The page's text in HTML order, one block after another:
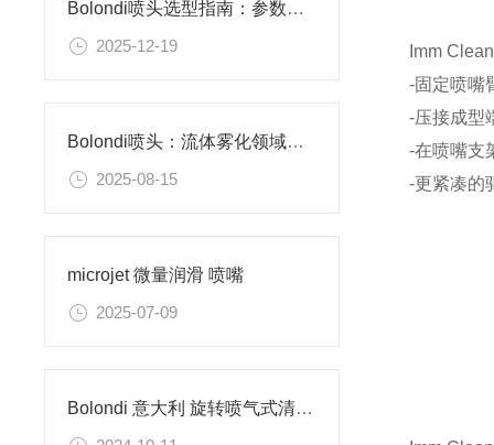
Bolondi喷头选型指南：参数精准匹配，释放喷雾效能
2025-12-19
Bolondi喷头：流体雾化领域的精密控制专家
2025-08-15
microjet 微量润滑 喷嘴
2025-07-09
Bolondi 意大利 旋转喷气式清洁头的原理
Imm
-固定喷嘴
-压接成型
-在喷嘴支
-更紧凑的